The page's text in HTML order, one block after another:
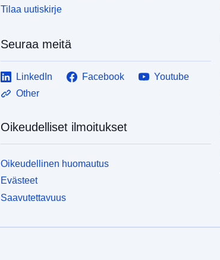
Tilaa uutiskirje
Seuraa meitä
LinkedIn Facebook
Youtube
Other
Oikeudelliset ilmoitukset
Oikeudellinen huomautus
Evästeet
Saavutettavuus